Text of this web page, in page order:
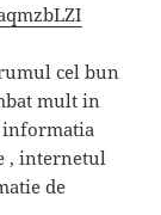
cel bun
mult in
, internetul
de